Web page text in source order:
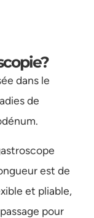
dans le
de
est de
et pliable,
pour